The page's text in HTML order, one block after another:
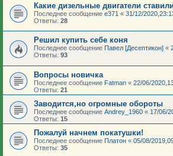
Какие дизельные двигатели
Последнее сообщение e371 « 31/12/
Ответы: 28
Решил купить себе коня
Последнее сообщение Павел [Десептикон] «
Ответы: 93
Вопросы новичка
Последнее сообщение Fatman « 22/06/
Ответы: 21
Заводится,но огромные обороты
Последнее сообщение Andrey_1960 « 17/06/
Ответы: 15
Пожалуй начнем покатушки!
Последнее сообщение Платон « 05/08/
Ответы: 35